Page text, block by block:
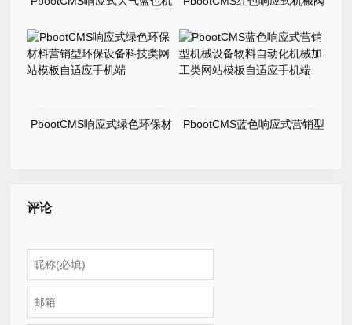
板整站源码
适应手机端
PbootCMS响应式绿色环保材
PbootCMS蓝色响应式营销型
评论